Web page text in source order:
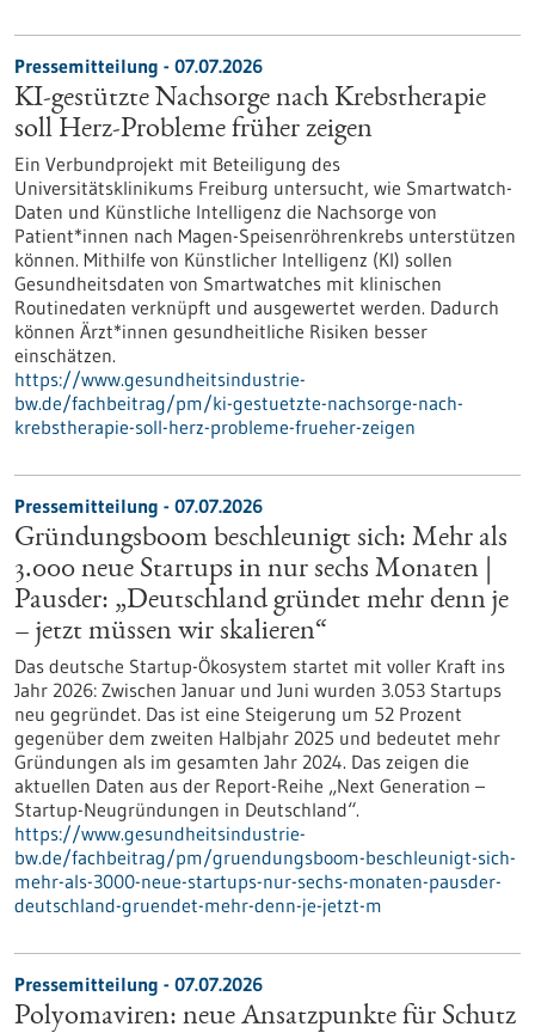
Pressemitteilung - 07.07.2026
KI-gestützte Nachsorge nach Krebstherapie
soll Herz-Probleme früher zeigen
Ein Verbundprojekt mit Beteiligung des
Universitätsklinikums Freiburg untersucht, wie Smartwatch-
Daten und Künstliche Intelligenz die Nachsorge von
Patient*innen nach Magen-Speisenröhrenkrebs unterstützen
können. Mithilfe von Künstlicher Intelligenz (KI) sollen
Gesundheitsdaten von Smartwatches mit klinischen
Routinedaten verknüpft und ausgewertet werden. Dadurch
können Ärzt*innen gesundheitliche Risiken besser
einschätzen.
https://www.gesundheitsindustrie-
bw.de/fachbeitrag/pm/ki-gestuetzte-nachsorge-nach-
krebstherapie-soll-herz-probleme-frueher-zeigen
Pressemitteilung - 07.07.2026
Gründungsboom beschleunigt sich: Mehr als
3.000 neue Startups in nur sechs Monaten |
Pausder: „Deutschland gründet mehr denn je
– jetzt müssen wir skalieren“
Das deutsche Startup-Ökosystem startet mit voller Kraft ins
Jahr 2026: Zwischen Januar und Juni wurden 3.053 Startups
neu gegründet. Das ist eine Steigerung um 52 Prozent
gegenüber dem zweiten Halbjahr 2025 und bedeutet mehr
Gründungen als im gesamten Jahr 2024. Das zeigen die
aktuellen Daten aus der Report-Reihe „Next Generation –
Startup-Neugründungen in Deutschland“.
https://www.gesundheitsindustrie-
bw.de/fachbeitrag/pm/gruendungsboom-beschleunigt-sich-
mehr-als-3000-neue-startups-nur-sechs-monaten-pausder-
deutschland-gruendet-mehr-denn-je-jetzt-m
Pressemitteilung - 07.07.2026
Polyomaviren: neue Ansatzpunkte für Schutz